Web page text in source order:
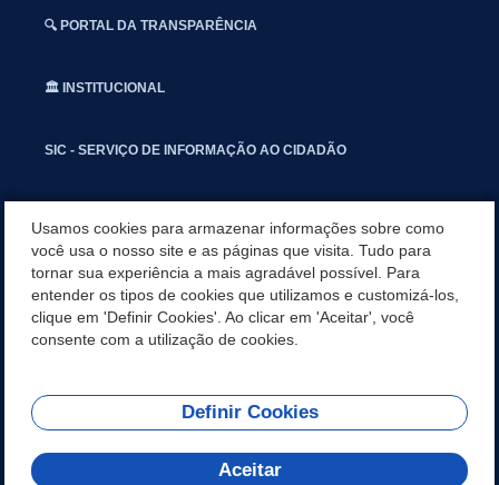
🔍 PORTAL DA TRANSPARÊNCIA
🏛️ INSTITUCIONAL
SIC - SERVIÇO DE INFORMAÇÃO AO CIDADÃO
INSTAGRAN
📱🩺 SAUDE CONECTADA
REDES SOCIAIS
Usamos cookies para armazenar informações sobre como
você usa o nosso site e as páginas que visita. Tudo para
tornar sua experiência a mais agradável possível. Para
entender os tipos de cookies que utilizamos e customizá-los,
clique em 'Definir Cookies'. Ao clicar em 'Aceitar', você
consente com a utilização de cookies.
Definir Cookies
Aceitar